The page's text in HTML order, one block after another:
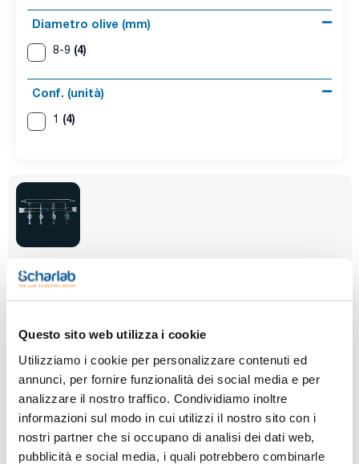
Questo sito web utilizza i cookie
Utilizziamo i cookie per personalizzare contenuti ed
annunci, per fornire funzionalità dei social media e per
analizzare il nostro traffico. Condividiamo inoltre
informazioni sul modo in cui utilizzi il nostro sito con i
nostri partner che si occupano di analisi dei dati web,
pubblicità e social media, i quali potrebbero combinarle
Diametro olive (mm)
8-9 (4)
Conf. (unità)
1 (4)
Chiave
Vetro
8-9
Conf. (unità)
Codice
073P290380
Confezionamento
x u.
Prezzo
Acquista
Disponibilità
scorte